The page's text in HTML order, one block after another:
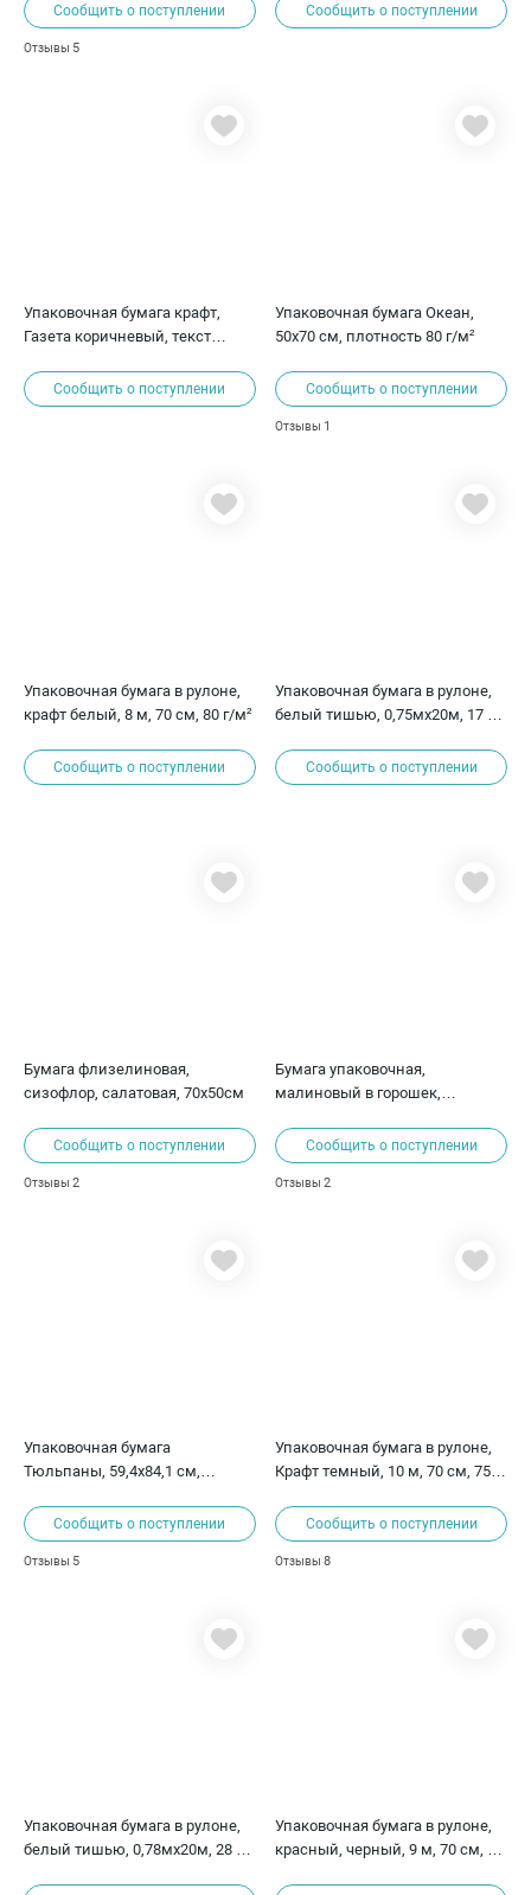
Сообщить о поступлении
Отзывы 5
Сообщить о поступлении
Упаковочная бумага крафт,
Газета коричневый, текст
Сообщить о поступлении
Упаковочная бумага Океан,
50х70 см, плотность 80 г/м²
Сообщить о поступлении
Отзывы 1
Упаковочная бумага в рулоне,
крафт белый, 8 м, 70 см, 80 г/м²
Сообщить о поступлении
Упаковочная бумага в рулоне,
белый тишью, 0,75мх20м, 17 г/
Сообщить о поступлении
Бумага флизелиновая,
сизофлор, салатовая, 70х50см
Сообщить о поступлении
Отзывы 2
Бумага упаковочная,
малиновый в горошек,
Сообщить о поступлении
Отзывы2
Упаковочная бумага
Тюльпаны, 59,4х84,1 см,
Сообщить о поступлении
Отзывы 5
Упаковочная бумага в рулоне,
Крафт темный, 10 м, 70 см, 75 г/
Сообщить о поступлении
Отзывы8
Упаковочная бумага в рулоне,
белый тишью, 0,78мх20м, 28 г/
Упаковочная бумага в рулоне,
красный, черный, 9 м, 70 см, 80